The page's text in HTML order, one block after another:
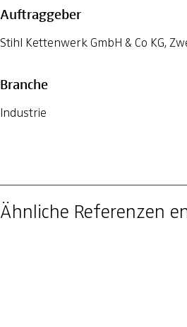
Auftraggeber
Stihl Kettenwerk GmbH & Co KG,
Branche
Industrie
Ähnliche Referenzen